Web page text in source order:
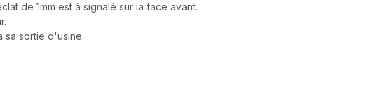
de 1mm est à signalé sur la face avant.
sa sortie d'usine.